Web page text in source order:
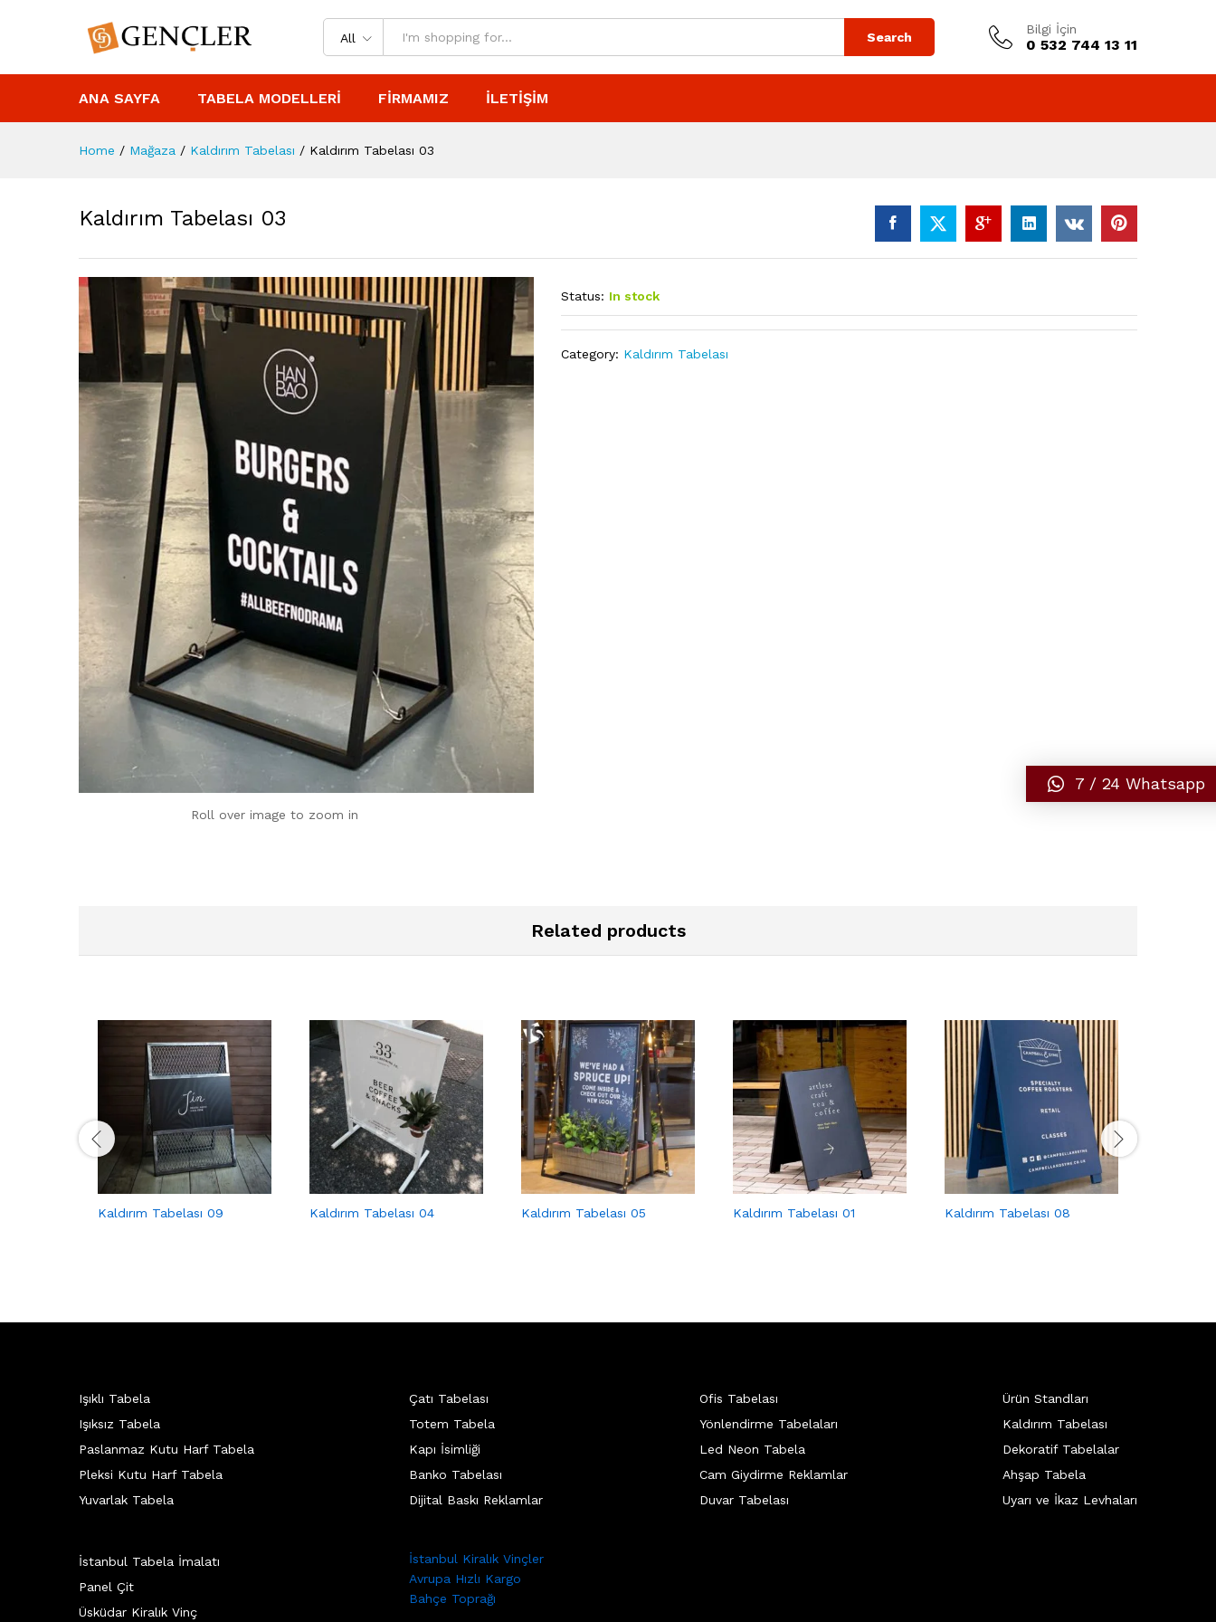
All Search
Bilgi İçin
0 532 744 13 11
ANA SAYFA TABELA MODELLERI FIRMAMIZ İLETIŞIM
Home / Mağaza / Kaldırım Tabelası / Kaldırım Tabelası 03
Kaldırım Tabelası 03
Roll over image to zoom in
Status: In stock
Category: Kaldırım Tabelası
Related products
Kaldırım Tabelası 09 Kaldırım Tabelası 04 Kaldırım Tabelası 05 Kaldırım Tabelası 01 Kaldırım Tabelası 08
Işıklı Tabela
Işıksız Tabela
Paslanmaz Kutu Harf Tabela
Pleksi Kutu Harf Tabela
Yuvarlak Tabela
İstanbul Tabela İmalatı
Panel Çit
Üsküdar Kiralık Vinç
Çatı Tabelası
Totem Tabela
Kapı İsimliği
Banko Tabelası
Dijital Baskı Reklamlar
İstanbul Kiralık Vinçler
Avrupa Hızlı Kargo
Bahçe Toprağı
Ofis Tabelası
Yönlendirme Tabelaları
Led Neon Tabela
Cam Giydirme Reklamlar
Duvar Tabelası
Ürün Standları
Kaldırım Tabelası
Dekoratif Tabelalar
Ahşap Tabela
Uyarı ve İkaz Levhaları
7 / 24 Whatsapp